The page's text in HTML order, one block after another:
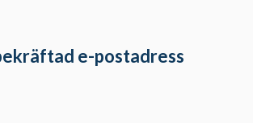
e-postadress